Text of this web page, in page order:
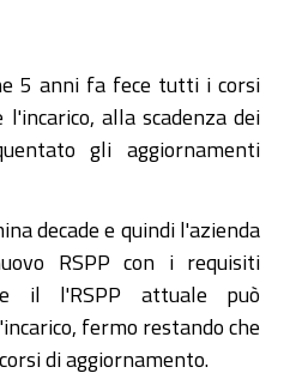
5 anni fa fece tutti i corsi
l'incarico, alla scadenza dei
gli aggiornamenti
decade e quindi l'azienda
RSPP con i requisiti
il l'RSPP attuale può
fermo restando che
di aggiornamento.